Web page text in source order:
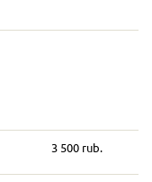
3 500 rub.